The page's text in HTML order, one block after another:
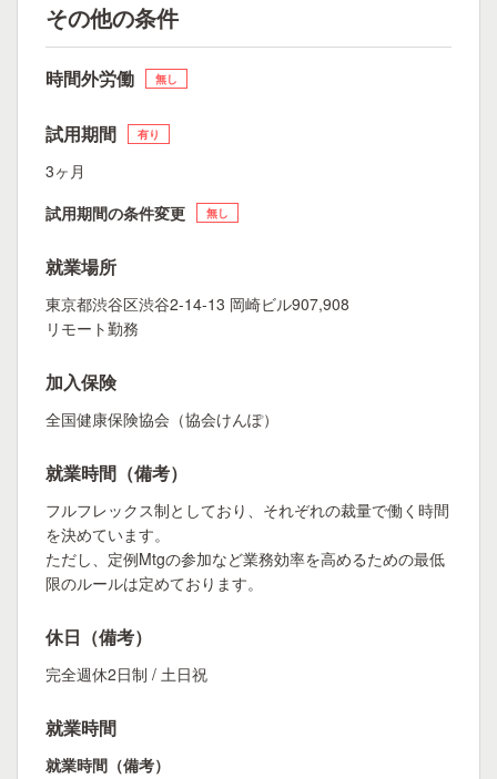
その他の条件
時間外労働 無し
試用期間 有り
3ヶ月
試用期間の条件変更
無し
就業場所
東京都渋谷区渋谷2-14-13 岡崎ビル907,908
リモート勤務
加入保険
全国健康保険協会（協会けんぽ）
就業時間（備考）
フルフレックス制としており、それぞれの裁量で働く時間
を決めています。
ただし、定例Mtgの参加など業務効率を高めるための最低
限のルールは定めております。
休日（備考）
完全週休2日制 / 土日祝
就業時間
就業時間（備考）